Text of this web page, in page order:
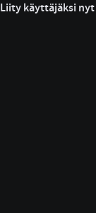
Liity käyttäjäksi nyt